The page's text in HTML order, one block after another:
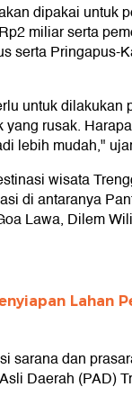
dipakai untuk
miliar serta
serta Pringapus-
untuk dilakukan
rusak.
lebih mudah,"
wisata
di antaranya
Lawa, Dilem
Lahan
sarana dan
Daerah (PAD)